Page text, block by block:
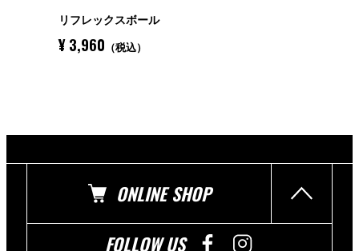
リフレックスボール
¥ 3,960 （税込）
ONLINE SHOP
FOLLOW US